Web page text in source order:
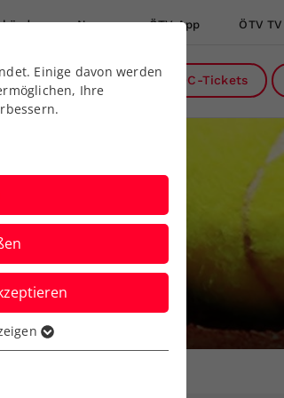
News ÖTV App ÖTV TV
uns DC-Tickets
Einige davon werden
Ihre
Funktionen der
dass die Webseite